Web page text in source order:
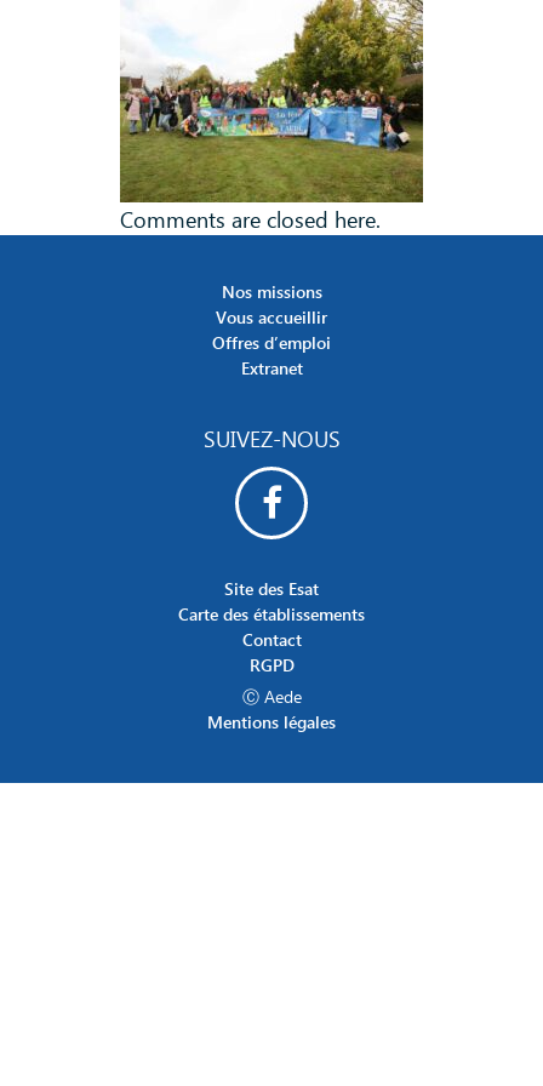
Comments are closed here.
Nos missions
Vous accueillir
Offres d’emploi
Extranet
SUIVEZ-NOUS
Site des Esat
Carte des établissements
Contact
RGPD
Ⓒ Aede
Mentions légales